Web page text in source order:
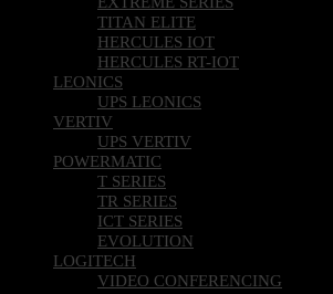
TITAN ELITE
HERCULES IOT
HERCULES RT-IOT
LEONICS
UPS LEONICS
VERTIV
UPS VERTIV
POWERMATIC
T SERIES
TR SERIES
ICT SERIES
EVOLUTION
LOGITECH
VIDEO CONFERENCING